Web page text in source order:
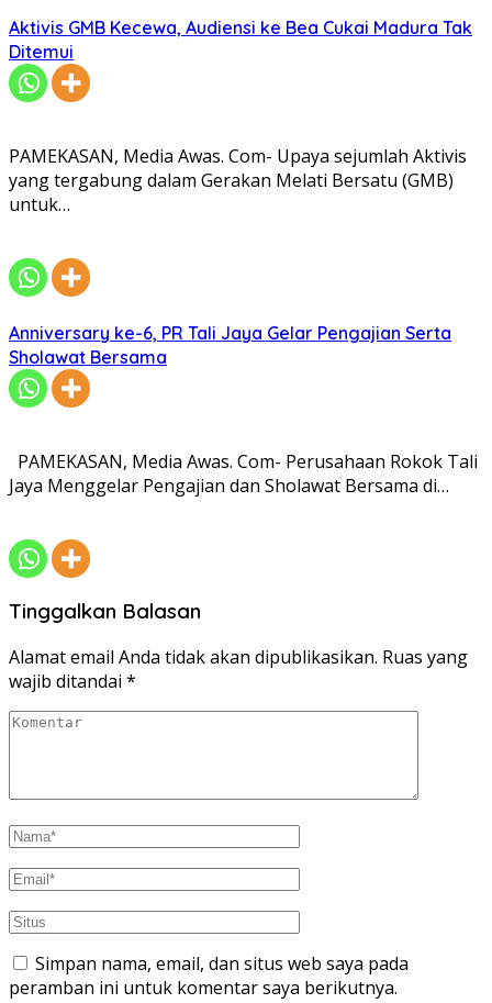
Aktivis GMB Kecewa, Audiensi ke Bea Cukai Madura Tak
Ditemui
PAMEKASAN, Media Awas. Com- Upaya sejumlah Aktivis
yang tergabung dalam Gerakan Melati Bersatu (GMB)
untuk…
Anniversary ke-6, PR Tali Jaya Gelar Pengajian Serta
Sholawat Bersama
PAMEKASAN, Media Awas. Com- Perusahaan Rokok Tali
Jaya Menggelar Pengajian dan Sholawat Bersama di…
Tinggalkan Balasan
Alamat email Anda tidak akan dipublikasikan. Ruas yang
wajib ditandai *
Simpan nama, email, dan situs web saya pada
peramban ini untuk komentar saya berikutnya.